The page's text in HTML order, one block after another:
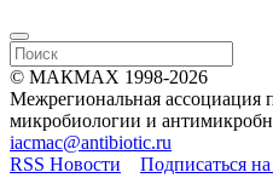
© МАКМАХ 1998-2026
Межрегиональная ассоциация
микробиологии и
iacmac@antibiotic.ru
RSS Новости
Подписаться